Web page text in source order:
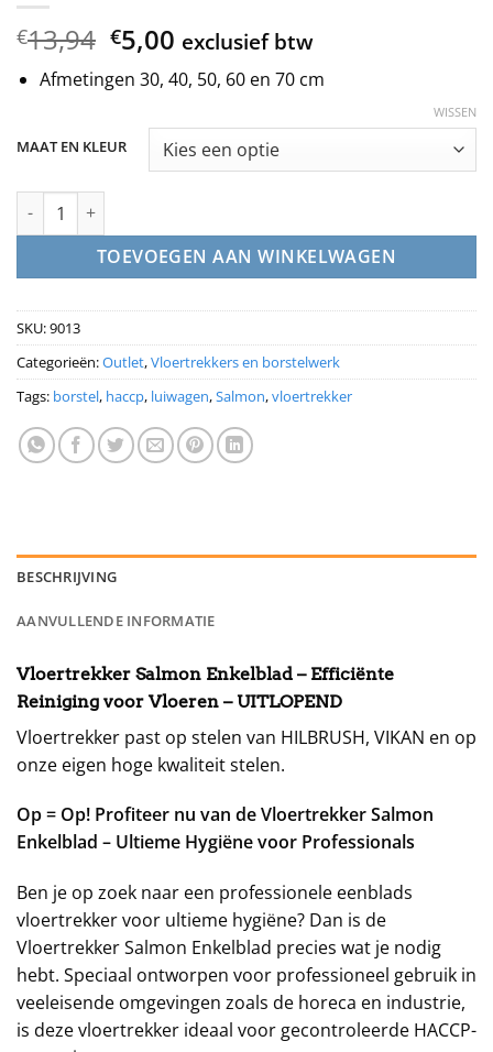
€13,94 Oorspronkelijke
prijs
was:
€5,00 Huidige
prijs
is:
exclusief btw
Afmetingen 30, 40, 50, 60 en 70 cm
MAAT EN KLEUR
WISSEN
Vloertrekker SalmonHILBRUSH Enkelblad - Efficiënte
TOEVOEGEN AAN WINKELWAGEN
SKU:9013
Categorieën:Outlet,Vloertrekkers en borstelwerk
Tags: borstel, haccp, luiwagen,Salmon,vloertrekker
BESCHRIJVING
AANVULLENDE INFORMATIE
Vloertrekker Salmon Enkelblad – Efficiënte
Reiniging voor Vloeren – UITLOPEND
Vloertrekker past op stelen van HILBRUSH, VIKAN en op
onze eigen hoge kwaliteit stelen.
Op = Op! Profiteer nu van de Vloertrekker Salmon
Enkelblad – Ultieme Hygiëne voor Professionals
Ben je op zoek naar een professionele eenblads
vloertrekker voor ultieme hygiëne? Dan is de
Vloertrekker Salmon Enkelblad precies wat je nodig
hebt. Speciaal ontworpen voor professioneel gebruik in
veeleisende omgevingen zoals de horeca en industrie,
is deze vloertrekker ideaal voor gecontroleerde HACCP-